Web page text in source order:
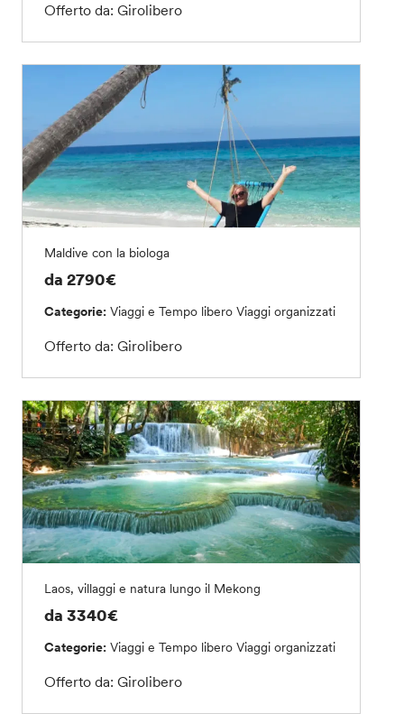
Offerto da: Girolibero
Maldive con la biologa
da 2790€
Categorie: Viaggi e Tempo liberoViaggi organizzati
Offerto da: Girolibero
Laos, villaggi e natura lungo il Mekong
da 3340€
Categorie: Viaggi e Tempo liberoViaggi organizzati
Offerto da: Girolibero